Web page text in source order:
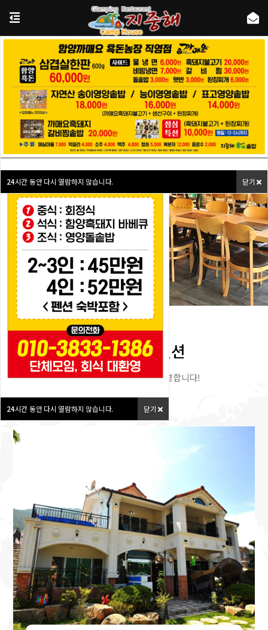
24시간 동안 다시 열람하지 않습니다. 닫기
24시간 동안 다시 열람하지 않습니다. 닫기
식당을 겸비한 여유를 즐길수 있는펜션!
연인들과,가족단위의 펜션!
고성 지중해캠프하우스 에서 누리세요!
상담문의 : camphouse@naver.com
고성 지중해펜션
지중해 펜션에 오신것을 환영합니다!